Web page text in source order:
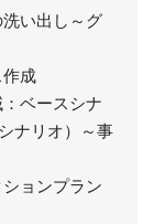
い出し～グ
成
ベースシナ
ナリオ）～事
ョンプラン